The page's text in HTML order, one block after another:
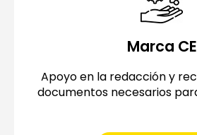
Marca CE
Apoyo en la redacción y
documentos necesarios